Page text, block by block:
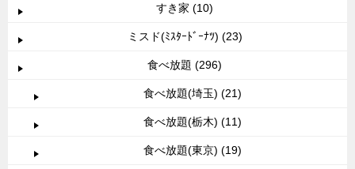
すき家 (10)
ミスド(ﾐｽﾀｰﾄﾞｰﾅﾂ) (23)
食べ放題 (296)
食べ放題(埼玉) (21)
食べ放題(栃木) (11)
食べ放題(東京) (19)